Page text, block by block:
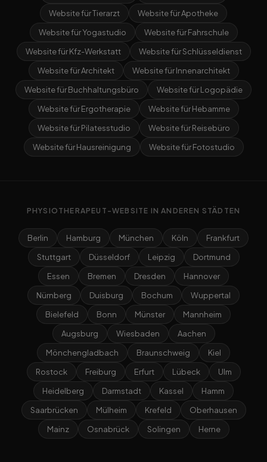
Website für Tierarzt
Website für Apotheke
Website für Yogastudio
Website für Fahrschule
Website für Kfz-Werkstatt
Website für Schlüsseldienst
Website für Architekt
Website für Innenarchitekt
Website für Buchhaltungsbüro
Website für Logopädie
Website für Ergotherapie
Website für Hebamme
Website für Pilatesstudio
Website für Reisebüro
Website für Hausreinigung
Website für Fotostudio
PHYSIOTHERAPEUT-WEBSITE IN ANDEREN STÄDTEN
Berlin Hamburg München Köln
Frankfurt
Stuttgart
Düsseldorf Leipzig
Dortmund
Essen
Bremen Dresden
Hannover
Nürnberg
Duisburg Bochum
Wuppertal
Bielefeld
Bonn Münster
Mannheim
Augsburg
Wiesbaden
Aachen
Mönchengladbach
Braunschweig
Kiel
Rostock
Freiburg Erfurt Lübeck
Ulm
Heidelberg
Darmstadt Kassel
Hamm
Saarbrücken
Mülheim Krefeld
Oberhausen
Mainz
Osnabrück Solingen Herne